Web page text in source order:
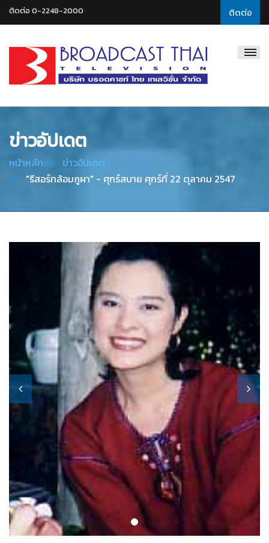
ติดต่อ
ติดต่อ 0-2248-2000
Thai
ข่าวอัปเดต
หน้าหลัก
ข่าวอัปเดต
"รีสอร์ทล้อมภูผา" - ศุกร์สบาย ศุกร์ที่ 22 ตุลาคม 2547